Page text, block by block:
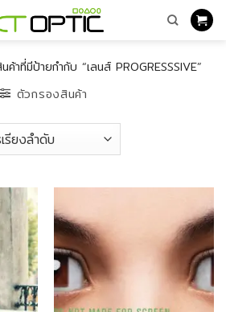
ค้าที่มีป้ายกำกับ “เลนส์ PROGRESSSIVE”
ตัวกรองสินค้า